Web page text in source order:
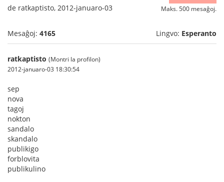
Maks. 500 mesaĝoj.
de ratkaptisto, 2012-januaro-03
Mesaĝoj: 4165 Lingvo: Esperanto
ratkaptisto (Montri la profilon)
2012-januaro-03 18:30:54
sep
nova
tagoj
nokton
sandalo
skandalo
publikigo
forblovita
publikulino